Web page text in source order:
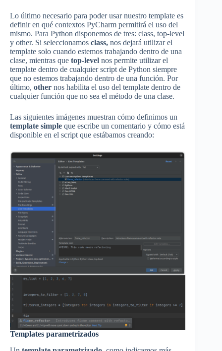
Lo último necesario para poder usar nuestro template es
definir en qué contextos PyCharm permitirá el uso del
mismo. Para Python disponemos de tres: class, top-level
y other. Si seleccionamos class, nos dejará utilizar el
template solo cuando estemos trabajando dentro de una
clase, mientras que top-level nos permite utilizar el
template dentro de cualquier script de Python siempre
que no estemos trabajando dentro de una función. Por
último, other nos habilita el uso del template dentro de
cualquier función que no sea el método de una clase.
Las siguientes imágenes muestran cómo definimos un
template simple que escribe un comentario y cómo está
disponible en el script que estábamos creando:
Templates parametrizados